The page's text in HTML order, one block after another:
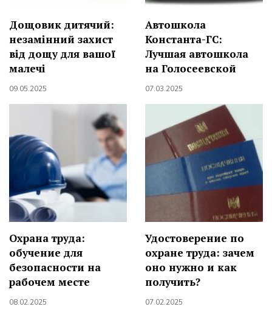
Дощовик дитячий:
незамінний захист
від дощу для вашої
малечі
09.05.2025
Автошкола
Константа-ГС:
Лучшая автошкола
на Голосеевской
07.03.2025
Охрана труда:
обучение для
безопасности на
рабочем месте
08.02.2025
Удостоверение по
охране труда: зачем
оно нужно и как
получить?
07.02.2025